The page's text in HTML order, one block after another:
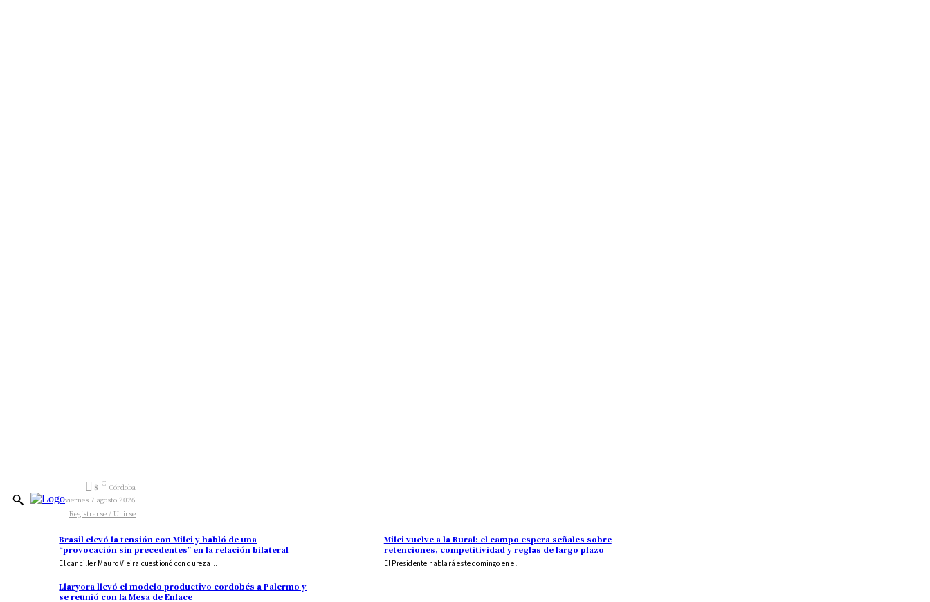
8 C Córdoba
viernes 7 agosto 2026
Registrarse / Unirse
Brasil elevó la tensión con Milei y habló de una
“provocación sin precedentes” en la relación bilateral
El canciller Mauro Vieira cuestionó con dureza...
Milei vuelve a la Rural: el campo espera señales sobre
retenciones, competitividad y reglas de largo plazo
El Presidente hablará este domingo en el...
Llaryora llevó el modelo productivo cordobés a Palermo y
se reunió con la Mesa de Enlace